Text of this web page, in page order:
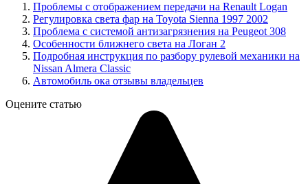
Проблемы с отображением передачи на Renault Logan
Регулировка света фар на Toyota Sienna 1997 2002
Проблема с системой антизагрязнения на Peugeot 308
Особенности ближнего света на Логан 2
Подробная инструкция по разбору рулевой механики на
Nissan Almera Classic
Автомобиль ока отзывы владельцев
Оцените статью